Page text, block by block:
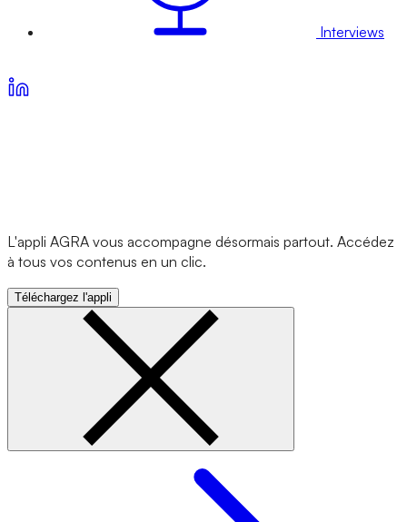
Interviews
L'appli AGRA vous accompagne désormais partout. Accédez
à tous vos contenus en un clic.
Téléchargez l'appli